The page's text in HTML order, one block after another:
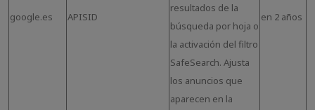
google.es APISID
resultados de la
búsqueda por hoja o
la activación del filtro
SafeSearch. Ajusta
los anuncios que
aparecen en la
en 2 años